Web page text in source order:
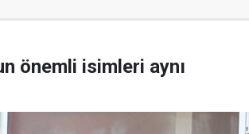
önemli isimleri aynı